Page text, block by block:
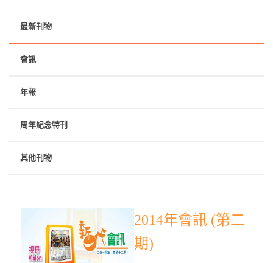
最新刊物
會訊
年報
周年紀念特刊
其他刊物
2014年會訊 (第二
期)